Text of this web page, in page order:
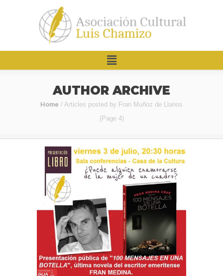
AUTHOR ARCHIVE
Home / Articles posted by Fran Muñoz de Llanos
(Page 4)